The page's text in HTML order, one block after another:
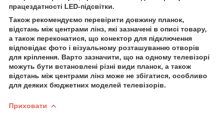
працездатності LED-підсвітки.
Також рекомендуємо перевірити довжину планок,
відстань між центрами лінз, які зазначені в описі товару,
а також переконатися, що конектор для підключення
відповідає фото і візуальному розташуванню отворів
для кріплення. Варто зазначити, що на одному телевізорі
можуть бути встановлені різні види планок, а також
відстань між центрами лінз може не збігатися, особливо
для деяких бюджетних моделей телевізорів.
Приховати